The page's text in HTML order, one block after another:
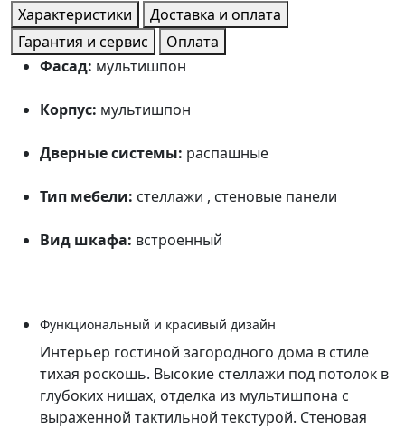
Характеристики
Доставка и оплата
Гарантия и сервис
Оплата
Фасад: мультишпон
Корпус: мультишпон
Дверные системы: распашные
Тип мебели: стеллажи , стеновые панели
Вид шкафа: встроенный
Функциональный и красивый дизайн
Интерьер гостиной загородного дома в стиле
тихая роскошь. Высокие стеллажи под потолок в
глубоких нишах, отделка из мультишпона с
выраженной тактильной текстурой. Стеновая